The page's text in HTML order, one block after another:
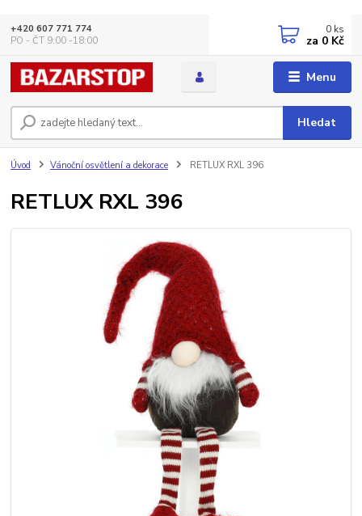
Menu
Hledat
+420 607 771 774
PO - ČT 9:00 -18:00
0 ks
za 0 Kč
Úvod Vánoční osvětlení a dekorace RETLUX RXL 396
RETLUX RXL 396